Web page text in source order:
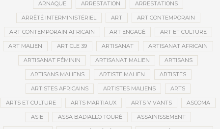
ARNAQUE ARRESTATION ARRESTATIONS
ARRÊTÉ INTERMINISTÉRIEL ART ART CONTEMPORAIN
ART CONTEMPORAIN AFRICAIN ART ENGAGÉ ART ET CULTURE
ART MALIEN ARTICLE 39 ARTISANAT ARTISANAT AFRICAIN
ARTISANAT FÉMININ ARTISANAT MALIEN ARTISANS
ARTISANS MALIENS ARTISTE MALIEN ARTISTES
ARTISTES AFRICAINS ARTISTES MALIENS ARTS
ARTS ET CULTURE ARTS MARTIAUX ARTS VIVANTS ASCOMA
ASIE ASSA BADIALLO TOURÉ ASSAINISSEMENT